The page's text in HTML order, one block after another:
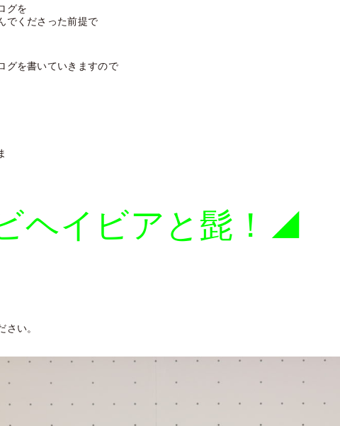
グを
でくださった前提で
グを書いていきますので
ヘイビアと髭！◢
さい。